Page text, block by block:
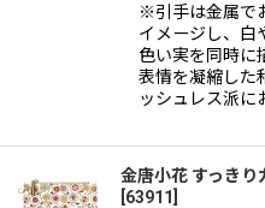
※引手は金属で
イメージし、白
色い実を同時に
表情を凝縮した
ッシュレス派に
金唐小花 すっきり
63911